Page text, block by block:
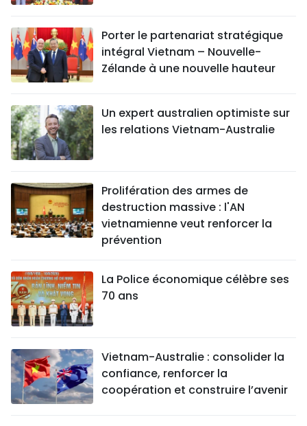
Porter le partenariat stratégique
intégral Vietnam – Nouvelle-
Zélande à une nouvelle hauteur
Un expert australien optimiste sur
les relations Vietnam-Australie
Prolifération des armes de
destruction massive : l'AN
vietnamienne veut renforcer la
prévention
La Police économique célèbre ses
70 ans
Vietnam-Australie : consolider la
confiance, renforcer la
coopération et construire l’avenir